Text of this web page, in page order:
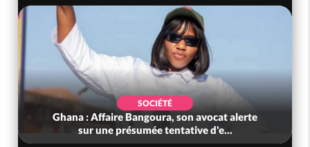
SOCIÉTÉ
Ghana : Affaire Bangoura, son avocat alerte
sur une présumée tentative d'e...